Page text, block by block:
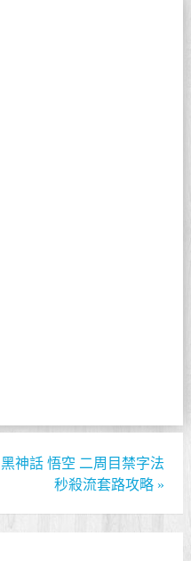
黑神話 悟空 二周目禁字法
秒殺流套路攻略 »